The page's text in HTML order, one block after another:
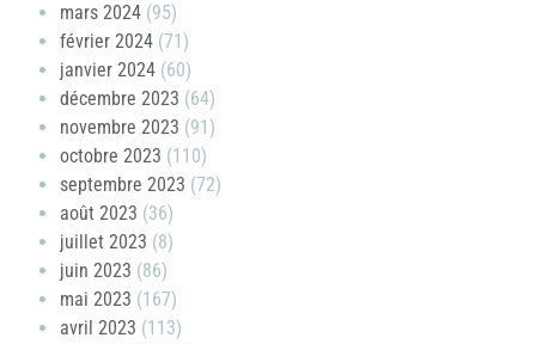
mars 2024 (95)
février 2024 (71)
janvier 2024 (60)
décembre 2023 (64)
novembre 2023 (91)
octobre 2023 (110)
septembre 2023 (72)
août 2023 (36)
juillet 2023 (8)
juin 2023 (86)
mai 2023 (167)
avril 2023 (113)